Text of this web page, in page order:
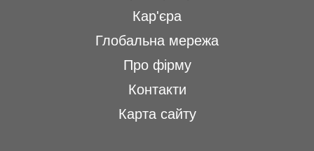
Кар'єра
Глобальна мережа
Про фірму
Контакти
Карта сайту